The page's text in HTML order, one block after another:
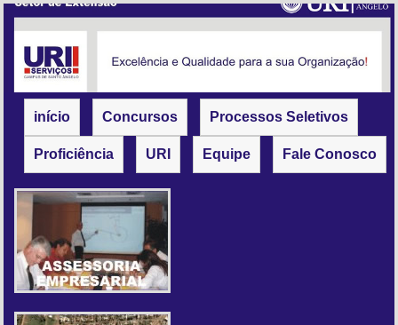
início Concursos Processos Seletivos
Proficiência URI Equipe Fale Conosco